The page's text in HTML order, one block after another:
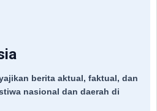
berita aktual, faktual, dan
nasional dan daerah di